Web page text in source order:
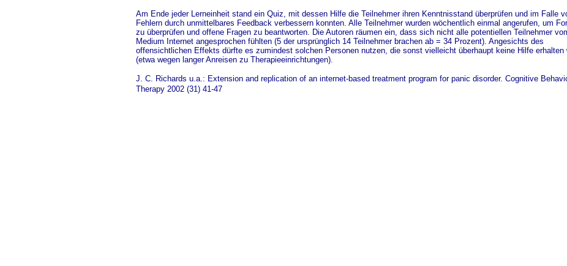
Am Ende jeder Lerneinheit stand ein Quiz, mit dessen Hilfe die Teilnehmer ihren Kenntnisstand überprüfen und im Falle
Fehlern durch unmittelbares Feedback verbessern konnten. Alle Teilnehmer wurden wöchentlich einmal angerufen, um
zu überprüfen und offene Fragen zu beantworten. Die Autoren räumen ein, dass sich nicht alle potentiellen Teilnehmer
Medium Internet angesprochen fühlten (5 der ursprünglich 14 Teilnehmer brachen ab = 34 Prozent). Angesichts des
offensichtlichen Effekts dürfte es zumindest solchen Personen nutzen, die sonst vielleicht überhaupt keine Hilfe erhalten
(etwa wegen langer Anreisen zu Therapieeinrichtungen).
J. C. Richards u.a.: Extension and replication of an internet-based treatment program for panic disorder. Cognitive
Therapy 2002 (31) 41-47